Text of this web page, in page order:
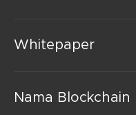
Whitepaper
Nama Blockchain